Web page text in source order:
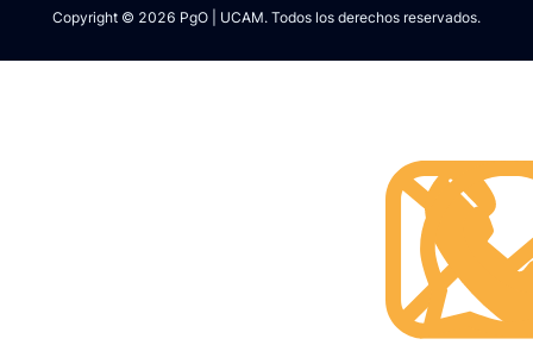
Copyright © 2026 PgO | UCAM. Todos los derechos reservados.